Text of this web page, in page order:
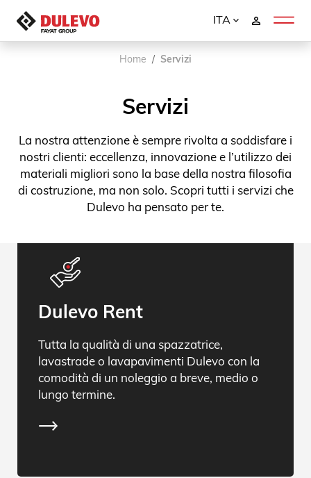
ITA
Home Servizi
Servizi
La nostra attenzione è sempre rivolta a soddisfare i
nostri clienti: eccellenza, innovazione e l’utilizzo dei
materiali migliori sono la base della nostra filosofia
di costruzione, ma non solo. Scopri tutti i servizi che
Dulevo ha pensato per te.
Dulevo Rent
Tutta la qualità di una spazzatrice,
lavastrade o lavapavimenti Dulevo con la
comodità di un noleggio a breve, medio o
lungo termine.